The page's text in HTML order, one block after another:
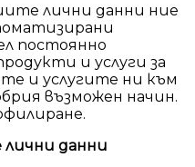
лични данни ние
постоянно
и услуги за
и услугите ни към
възможен начин.
данни